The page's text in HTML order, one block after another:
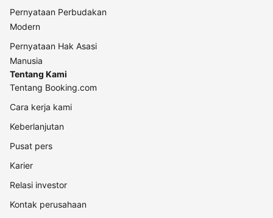
Pernyataan Perbudakan
Modern
Pernyataan Hak Asasi
Manusia
Tentang Kami
Tentang Booking.com
Cara kerja kami
Keberlanjutan
Pusat pers
Karier
Relasi investor
Kontak perusahaan